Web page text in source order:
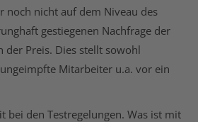
noch nicht auf dem Niveau des
gestiegenen Nachfrage der
der Preis. Dies stellt sowohl
Mitarbeiter u.a. vor ein
bei den Testregelungen. Was ist mit